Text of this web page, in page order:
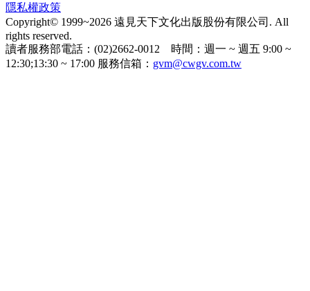
隱私權政策
Copyright© 1999~2026 遠見天下文化出版股份有限公司. All
rights reserved.
讀者服務部電話：(02)2662-0012 時間：週一 ~ 週五 9:00 ~
12:30;13:30 ~ 17:00 服務信箱： gvm@cwgv.com.tw